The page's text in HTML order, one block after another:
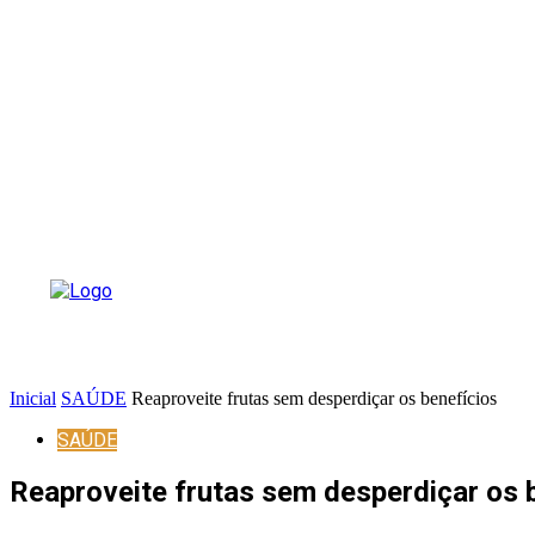
Inicial SAÚDE Reaproveite frutas sem desperdiçar os benefícios
SAÚDE
Reaproveite frutas sem desperdiçar os